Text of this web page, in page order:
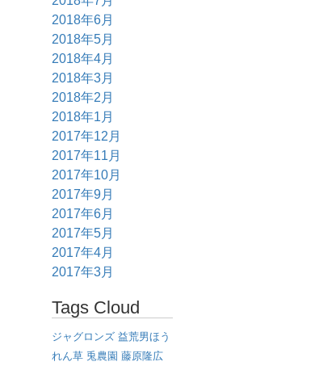
2018年6月
2018年5月
2018年4月
2018年3月
2018年2月
2018年1月
2017年12月
2017年11月
2017年10月
2017年9月
2017年6月
2017年5月
2017年4月
2017年3月
Tags Cloud
ジャグロンズ 益荒男ほう
れん草 兎農園 藤原隆広